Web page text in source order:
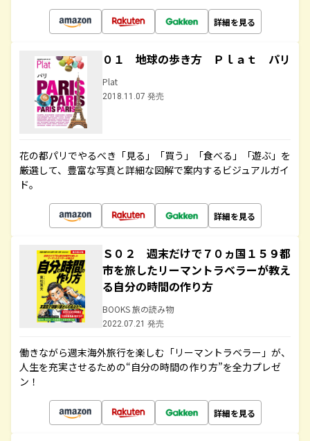
詳細を見る
０１ 地球の歩き方 Ｐｌａｔ パリ
Plat
2018.11.07 発売
花の都パリでやるべき「見る」「買う」「食べる」「遊ぶ」を
厳選して、豊富な写真と詳細な図解で案内するビジュアルガイ
ド。
詳細を見る
Ｓ０２ 週末だけで７０ヵ国１５９都
市を旅したリーマントラベラーが教え
る自分の時間の作り方
BOOKS 旅の読み物
2022.07.21 発売
働きながら週末海外旅行を楽しむ「リーマントラベラー」が、
人生を充実させるための“自分の時間の作り方”を全力プレゼ
ン！
詳細を見る